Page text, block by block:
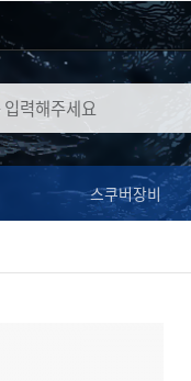
스쿠버장비